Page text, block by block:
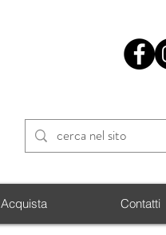
Acquista Contatti